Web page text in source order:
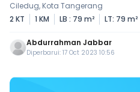
Ciledug, Kota Tangerang
2 KT
1 KM LB : 79 m² LT: 79 m²
Abdurrahman Jabbar
Diperbarui: 17 Oct 2023 10:56